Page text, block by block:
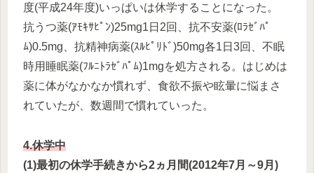
度(平成24年度)いっぱいは休学することになった。
抗うつ薬(ｱﾓｷｻﾋﾟﾝ)25mg1日2回、抗不安薬(ﾛﾗｾﾞﾊﾟ
ﾑ)0.5mg、抗精神病薬(ｽﾙﾋﾟﾘﾄﾞ)50mg各1日3回、不眠
時用睡眠薬(ﾌﾙﾆﾄﾗｾﾞﾊﾟﾑ)1mgを処方される。はじめは
薬に体がなかなか慣れず、食欲不振や眩暈に悩まさ
れていたが、数週間で慣れていった。
4.休学中
(1)最初の休学手続きから2ヵ月間(2012年7月～9月)